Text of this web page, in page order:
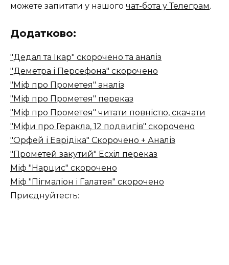
можете запитати у нашого чат-бота у Телеграм.
Додатково:
"Дедал та Ікар" скорочено та аналіз
"Деметра і Персефона" скорочено
"Міф про Прометея" аналіз
"Міф про Прометея" переказ
"Міф про Прометея" читати повністю, скачати
"Міфи про Геракла, 12 подвигів" скорочено
"Орфей і Еврідіка" Скорочено + Аналіз
"Прометей закутий" Есхіл переказ
Міф "Нарцис" скорочено
Міф "Пігмаліон і Галатея" скорочено
Приєднуйтесть: